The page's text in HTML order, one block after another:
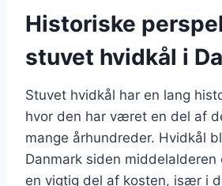
Historiske
stuvet hvidkål i
Stuvet hvidkål har en lang
hvor den har været en del af
mange århundreder. Hvidkål
Danmark siden
en vigtig del af kosten, især i